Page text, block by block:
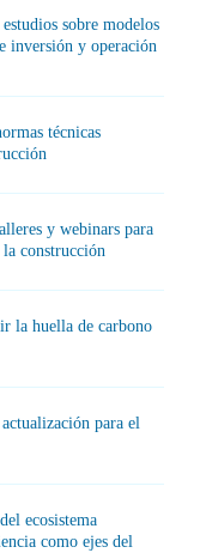
sobre modelos
inversión y operación
técnicas
y webinars para
construcción
la huella de carbono
para el
ecosistema
como ejes del